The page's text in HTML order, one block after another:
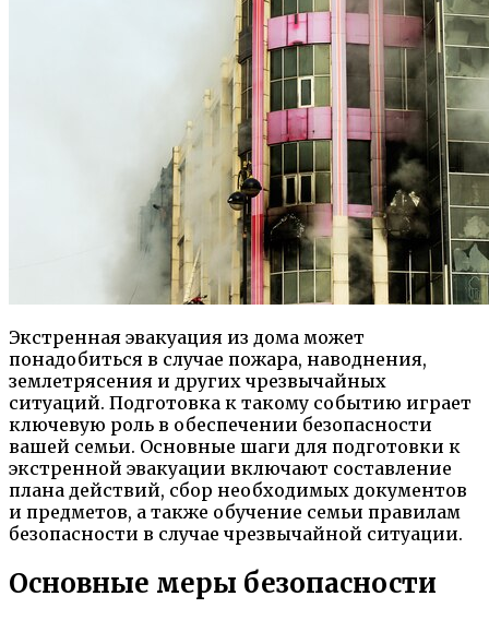
Экстренная эвакуация из дома может
понадобиться в случае пожара, наводнения,
землетрясения и других чрезвычайных
ситуаций. Подготовка к такому событию играет
ключевую роль в обеспечении безопасности
вашей семьи. Основные шаги для подготовки к
экстренной эвакуации включают составление
плана действий, сбор необходимых документов
и предметов, а также обучение семьи правилам
безопасности в случае чрезвычайной ситуации.
Основные меры безопасности